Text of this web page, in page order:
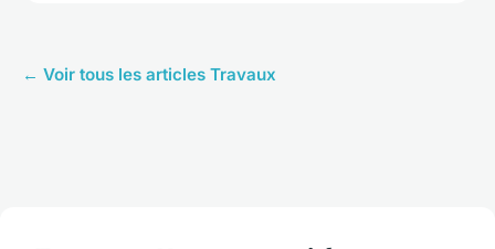
← Voir tous les articles Travaux